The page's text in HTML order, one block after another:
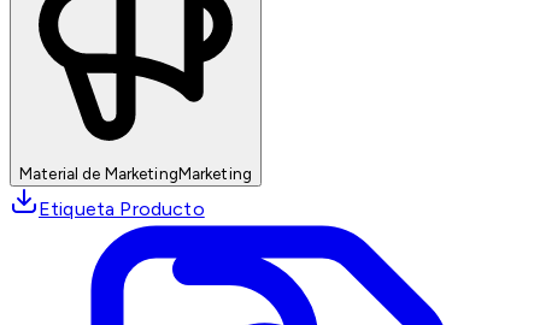
Material de MarketingMarketing
Etiqueta Producto